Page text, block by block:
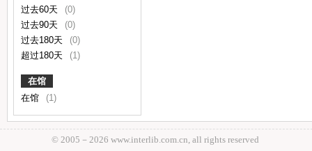
过去60天
(0)
过去90天
(0)
过去180天
(0)
超过180天
(1)
在馆
在馆
(1)
© 2005－ 2026 www.interlib.com.cn, all rights reserved